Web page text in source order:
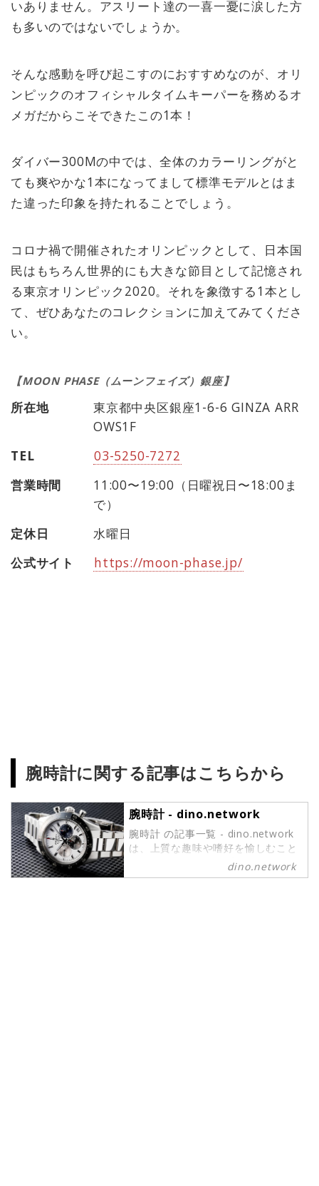
いありません。アスリート達の一喜一憂に涙した方
も多いのではないでしょうか。
そんな感動を呼び起こすのにおすすめなのが、オリ
ンピックのオフィシャルタイムキーパーを務めるオ
メガだからこそできたこの1本！
ダイバー300Mの中では、全体のカラーリングがと
ても爽やかな1本になってまして標準モデルとはま
た違った印象を持たれることでしょう。
コロナ禍で開催されたオリンピックとして、日本国
民はもちろん世界的にも大きな節目として記憶され
る東京オリンピック2020。それを象徴する1本とし
て、ぜひあなたのコレクションに加えてみてくださ
い。
所在地
東京都中央区銀座1-6-6 GINZA ARR
OWS1F
TEL
03-5250-7272
営業時間
11:00〜19:00（日曜祝日〜18:00ま
で）
定休日
水曜日
公式サイト
https://moon-phase.jp/
【MOON PHASE（ムーンフェイズ）銀座】
腕時計に関する記事はこちらから
腕時計 - dino.network
腕時計 の記事一覧 - dino.network
は、上質な趣味や嗜好を愉しむこと
ができるパワーピープルのために、
2019年8月1日に創刊されたライフ
dino.network